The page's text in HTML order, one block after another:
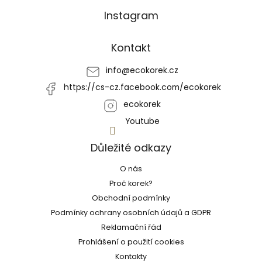
Instagram
Kontakt
info@ecokorek.cz
https://cs-cz.facebook.com/ecokorek
ecokorek
Youtube
Důležité odkazy
O nás
Proč korek?
Obchodní podmínky
Podmínky ochrany osobních údajů a GDPR
Reklamační řád
Prohlášení o použití cookies
Kontakty